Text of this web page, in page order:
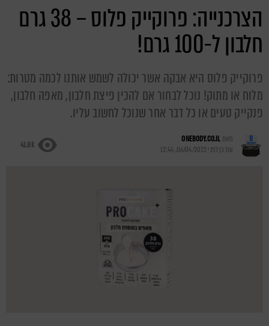
הצרכנייה: פרוקייק פלוס – 38 גרם
חלבון ל-100 גרם!
פרוקייק פלוס היא אבקה אשר יכולה לשמש אותנו לכמה מטרות:
מלוח או מתוק! נוכל לבחור אם להכין פיצת חלבון, מאפה חלבון,
פנקייק טעים או כל דבר אחר שנוכל לחשוב עליו.
מאתONEBODY.CO.IL
עודכן לפני06/04/2022, 12:44
41.8k